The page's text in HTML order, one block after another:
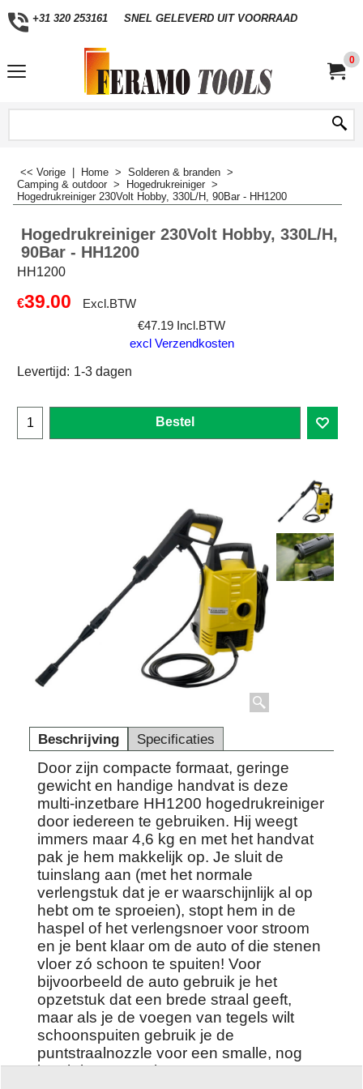
+31 320 253161 SNEL GELEVERD UIT VOORRAAD
0
<< Vorige Home > Solderen & branden >
Camping & outdoor > Hogedrukreiniger >
Hogedrukreiniger 230Volt Hobby, 330L/H, 90Bar - HH1200
Hogedrukreiniger 230Volt Hobby, 330L/H,
90Bar - HH1200
HH1200
€39.00
Excl.BTW
€47.19 Incl.BTW
excl Verzendkosten
Levertijd: 1-3 dagen
Bestel
Beschrijving Specificaties
Door zijn compacte formaat, geringe
gewicht en handige handvat is deze
multi-inzetbare HH1200 hogedrukreiniger
door iedereen te gebruiken. Hij weegt
immers maar 4,6 kg en met het handvat
pak je hem makkelijk op. Je sluit de
tuinslang aan (met het normale
verlengstuk dat je er waarschijnlijk al op
hebt om te sproeien), stopt hem in de
haspel of het verlengsnoer voor stroom
en je bent klaar om de auto of die stenen
vloer zó schoon te spuiten! Voor
bijvoorbeeld de auto gebruik je het
opzetstuk dat een brede straal geeft,
maar als je de voegen van tegels wilt
schoonspuiten gebruik je de
puntstraalnozzle voor een smalle, nog
krachtigere straal.